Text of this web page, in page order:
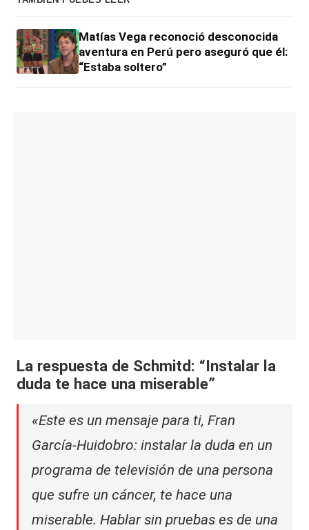
Matías Vega reconoció desconocida
aventura en Perú pero aseguró que él:
“Estaba soltero”
La respuesta de Schmitd: “Instalar la
duda te hace una miserable”
«Este es un mensaje para ti, Fran
García-Huidobro: instalar la duda en un
programa de televisión de una persona
que sufre un cáncer, te hace una
miserable. Hablar sin pruebas es de una